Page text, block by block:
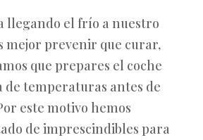
llegando el frío a nuestro
mejor prevenir que curar,
que prepares el coche
de temperaturas antes de
este motivo hemos
de imprescindibles para